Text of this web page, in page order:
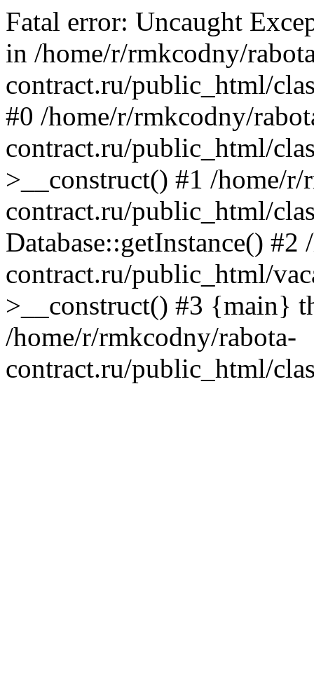
Fatal error: Uncaught
in /home/r/rmkcodny/
contract.ru/public_html/
#0 /home/r/rmkcodny/
contract.ru/public_html/
>__construct() #1 /home/
contract.ru/public_html/
Database::getInstance()
contract.ru/public_html/
>__construct() #3 {main}
/home/r/rmkcodny/rabota-
contract.ru/public_html/